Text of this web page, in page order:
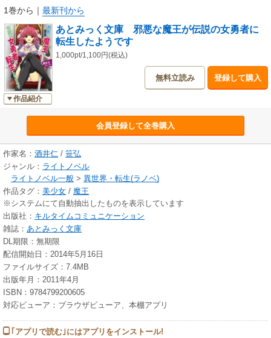
獣人ペニスを足コキして手懐けたり、
なぜかいかがわしい店で卑猥なダンスを踊らされた挙句
客たちに処女を奪われて中出し輪姦されたり──。
美少女勇者レスティーナの過激な冒険が始まる！
1巻から ｜ 最新刊から
作品紹介
あとみっく文庫 邪悪な魔王が伝説の女勇者に
転生したようです
1,000pt/1,100円(税込)
無料立読み 登録して購入
会員登録して全巻購入
作家名： 酒井仁 / 笹弘
ジャンル： ライトノベル
ライトノベル一般 > 異世界・転生(ラノベ)
作品タグ： 美少女 / 魔王
※システムにて自動抽出したものを表示しています
出版社： キルタイムコミュニケーション
雑誌： あとみっく文庫
DL期限：無期限
配信開始日：2014年5月16日
ファイルサイズ：7.4MB
出版年月：2011年4月
ISBN：9784799200605
対応ビューア：ブラウザビューア、本棚アプリ
｢アプリで読む｣にはアプリをインストール!